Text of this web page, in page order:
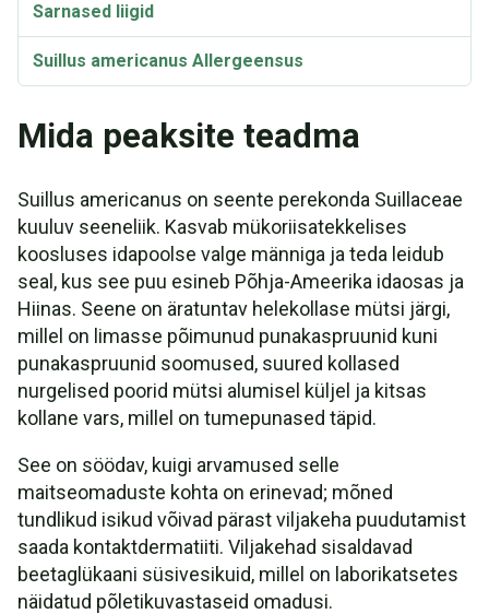
Sarnased liigid
Suillus americanus Allergeensus
Taksonoomia ja etümoloogia
Sünonüümid
Mida peaksite teadma
Suillus americanus on seente perekonda Suillaceae
kuuluv seeneliik. Kasvab mükoriisatekkelises
koosluses idapoolse valge männiga ja teda leidub
seal, kus see puu esineb Põhja-Ameerika idaosas ja
Hiinas. Seene on äratuntav helekollase mütsi järgi,
millel on limasse põimunud punakaspruunid kuni
punakaspruunid soomused, suured kollased
nurgelised poorid mütsi alumisel küljel ja kitsas
kollane vars, millel on tumepunased täpid.
See on söödav, kuigi arvamused selle
maitseomaduste kohta on erinevad; mõned
tundlikud isikud võivad pärast viljakeha puudutamist
saada kontaktdermatiiti. Viljakehad sisaldavad
beetaglükaani süsivesikuid, millel on laborikatsetes
näidatud põletikuvastaseid omadusi.